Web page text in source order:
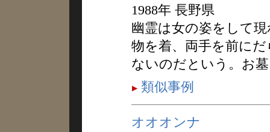
1988年 長野県
幽霊は女の姿をして
物を着、両手を前に
ないのだという。お
類似事例
オオオンナ